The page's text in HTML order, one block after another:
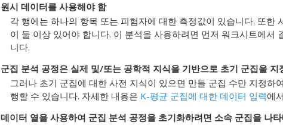
원시 데이터를 사용해야 함
각 행에는 하나의 항목 또는 피험자에 대한 측정값이 있습니다. 또한
이 둘 이상 있어야 합니다. 이 분석을 사용하려면 먼저 워크시트에서
니다.
군집 분석 공정은 실제 및/또는 공학적 지식을 기반으로 초기 군집을 지
그러나 초기 군집에 대한 사전 지식이 있으면 만들 군집 수만 지정하
행할 수 있습니다. 자세한 내용은 K-평균 군집에 대한 데이터 입력에
데이터 열을 사용하여 군집 분석 공정을 초기화하려면 소속 군집을 나